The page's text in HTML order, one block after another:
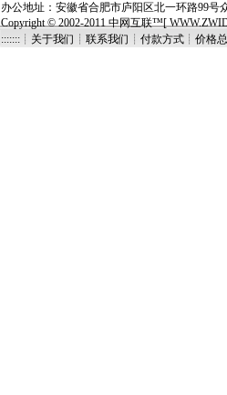
办公地址：安徽省合肥市庐阳区北一环路99号
Copyright © 2002-2011 中网互联™[
:::::::┊关于我们 ┊ 联系我们 ┊ 付款方式 ┊ 价格